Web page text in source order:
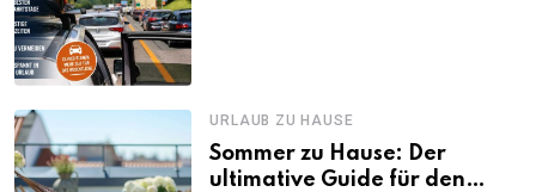
URLAUB ZU HAUSE
Sommer zu Hause: Der
ultimative Guide für den